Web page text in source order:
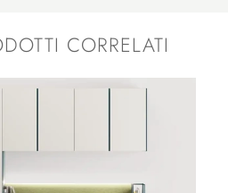
CORRELATI